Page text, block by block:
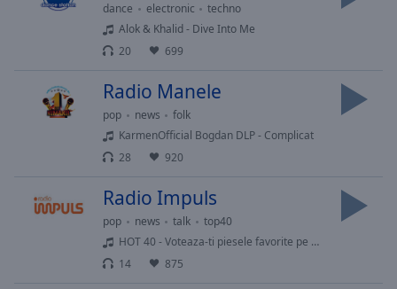
Close
Modal
dance electronic
techno
Alok & Khalid - Dive Into Me
20
699
Radio Manele
pop news
folk
KarmenOfficial Bogdan DLP - Complicat
28
920
Radio Impuls
pop news talk
top40
HOT 40 - Voteaza-ti piesele favorite pe www.radioimpuls.ro HOT 40 - Super hiturile momentului cu ALIN SCROB
14
875